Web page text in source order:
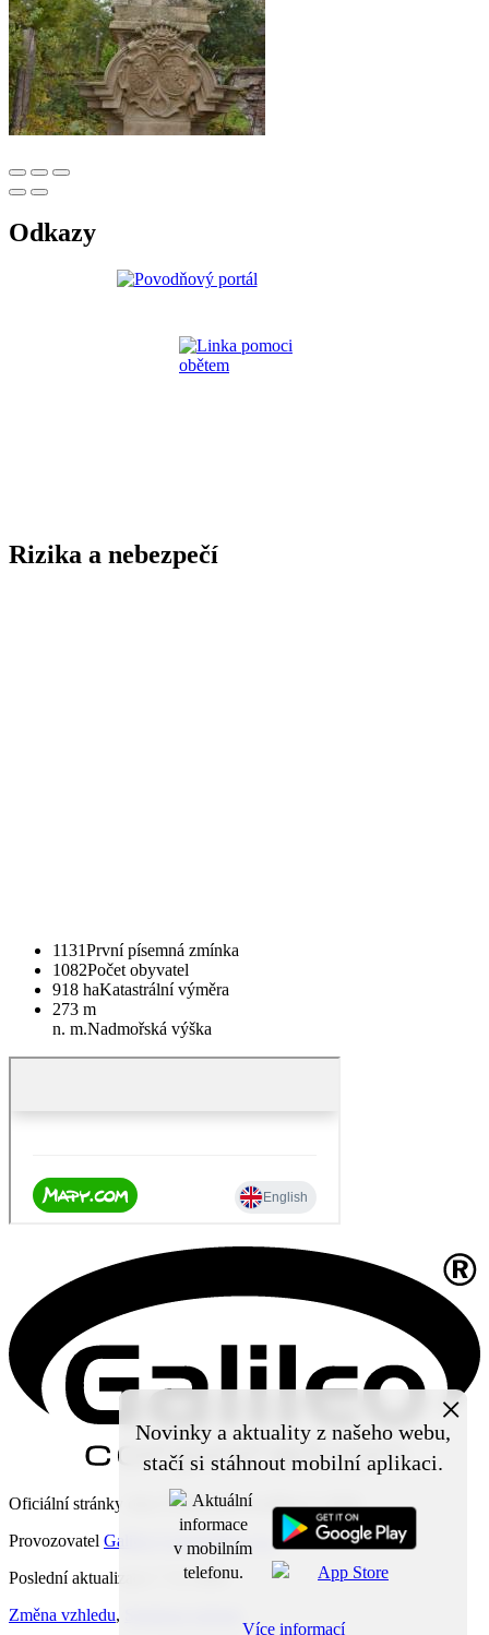
Novinky a aktuality z našeho webu,
stačí si stáhnout mobilní aplikaci.
×
Více informací
Odkazy
Rizika a nebezpečí
1131První písemná zmínka
1082Počet obyvatel
918 haKatastrální výměra
273 m
n. m.Nadmořská výška
Oficiální stránky obce Čechy pod Kosířem © 2026
Provozovatel Galileo Corporation s.r.o.
Poslední aktualizace: 7. 8. 2026
Změna vzhledu,